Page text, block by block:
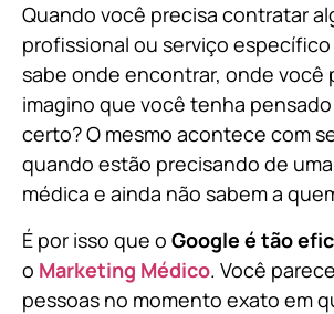
Quando você precisa contratar
profissional ou serviço
sabe onde encontrar, onde você
imagino que você tenha
certo? O mesmo acontece com
quando estão precisando de
médica e ainda não sabem a
É por isso que o Google é tão
o Marketing Médico. Você
pessoas no momento exato em